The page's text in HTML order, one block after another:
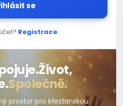
se
Registrace
Život,
Společně.
prostor pro křesťanskou